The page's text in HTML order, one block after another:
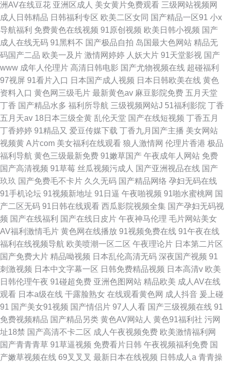
洲AV在线豆花 亚洲区成人 美女黄片免费观看 三级网站视频网
成人日韩精品 日韩福利专区 欧美二区女同 国产精品一区91 小x
导航福利 免费黄色在线视频 91原创视频 欧美日韩小视频 国产
成人在线无码 91黑料不 国产极品自拍 岛国最大色网站 精品无
码国产二品 欧美一及片 激情网婷婷 人妖大片 91天堂影视 国产
www 成年人伦理片 高清日韩电影 国产尤物视频在线 超碰福利
97视屏 91看片入口 日本国产成人视频 日本日韩欧美在线 黄色
资料入口 黄色网三级毛片 最新黄色av 麻豆影院免费 五月天堂
丁香 国产精品水多 福利所导航 三级视频网站J 51福利影院 丁香
五月天av 18日本三级全黄 乱伦天堂 国产在线短视频 丁香五月
丁香婷婷 91精品又 爱豆传媒下载 丁香九月国产主播 美女网站
视频黄 A片com 美女福利在线观看 狼人激情网 伦理片香港 极品
福利导航 黄色三级最新免费 91嫩草国产 午夜成年人网站 免费
国产高清视频 91草莓 丝瓜视频污成人 国产亚洲视品在线 国产
玖玖 国产免费毛不卡片 久久无码 国产精品网络 孕妇无码在线
91手机论坛 91视频新地址 91日逼 午夜啪视频 91啪水蜜桃网 国
产二区无码 91日韩在线观看 西瓜影院视频全集 国产孕妇无码视
频 国产在线福利 国产在线日皮片 午夜神马伦理 毛片网站美女
AV福利激情毛片 黄色网在线播放 91视频免费在线 91午夜在线
福利在线视频导航 欧美喷潮一区二区 午夜理论片 日本第二片区
国产免费大片 精品呦视频 日本乱伦高清无码 深夜国产视频 91
刺激视频 日本中文字幕一区 日韩免费精品视频 日本高清v 欧美
日韩伦理午夜 91碰超免费 亚洲色图网站 精品欧美 成人AV在线
观看 日本a级在线 干露脸熟女 在线观看黄色网 成人抖音 爰上碰
91 国产美女91视频 国产情侣片 97人人看 国产三级视频在线 91
免费视频精品 国产精品另类 黄色AV网站人 黄色91福利社 污网
址18禁 国产高清不卡二区 成人午夜视频免费 欧美激情福利网
国产青青青草 91草逼视频 免费看片日韩 午夜视频福利免费 国
产嫩草视频在线 69叉叉叉 最新日本在线视频 日韩成人a 青青操